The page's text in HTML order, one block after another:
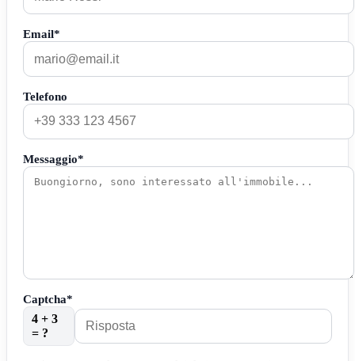
Email*
Telefono
Messaggio*
Captcha*
4 + 3
= ?